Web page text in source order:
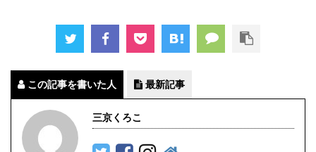
この記事を書いた人 最新記事
三京くろこ